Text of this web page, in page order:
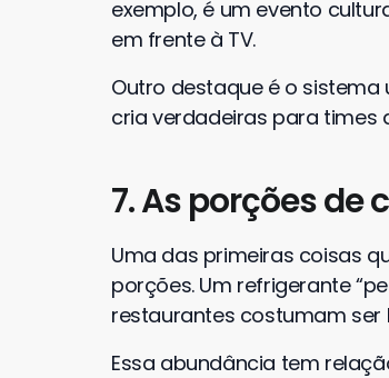
exemplo, é um evento
em frente à TV.
Outro destaque é o sistema
cria verdadeiras para times
7. As porções
Uma das primeiras coisas
porções. Um refrigerante
restaurantes costumam ser
Essa abundância tem